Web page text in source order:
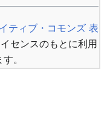
ティブ・コモンズ 表
センスのもとに利用
。